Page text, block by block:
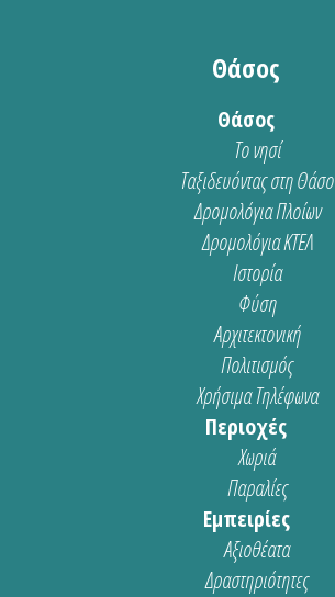
Θάσος
Θάσος
Το νησί
Ταξιδευόντας στη Θάσο
Δρομολόγια Πλοίων
Δρομολόγια ΚΤΕΛ
Ιστορία
Φύση
Αρχιτεκτονική
Πολιτισμός
Χρήσιμα Τηλέφωνα
Περιοχές
Χωριά
Παραλίες
Εμπειρίες
Αξιοθέατα
Δραστηριότητες